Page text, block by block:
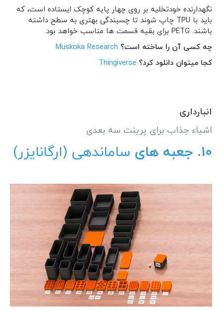
نگهدارنده خودتخلیه بر روی چهار پایه کوچک ایستاده است، که
باید با TPU چاپ شوند تا چسبندگی بهتری به سطح داشته
باشند. PETG برای بقیه قسمت ها مناسب خواهد بود.
چه کسی آن را ساخته است؟ Muskoka Research
کجا میتوان دانلود کرد؟ Thingiverse
انبارداری
اشیاء جذاب برای پرینت سه بعدی
10. جعبه های ساماندهی (ارگانایزر)